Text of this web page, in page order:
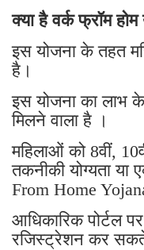
क्या है वर्क फ्रॉम होम
इस योजना के तहत
है।
इस योजना का लाभ
मिलने वाला है ।
महिलाओं को 8वीं,
तकनीकी योग्यता या
From Home
आधिकारिक पोर्टल
रजिस्ट्रेशन कर